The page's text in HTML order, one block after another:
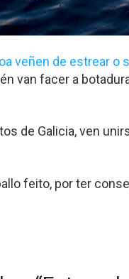
veñen de estrear
van facer a
de Galicia, ven
feito, por ter